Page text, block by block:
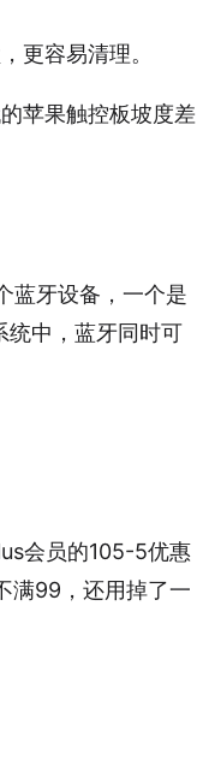
更容易清理。
苹果触控板坡度差
蓝牙设备，一个是
统中，蓝牙同时可
会员的105-5优惠
满99，还用掉了一